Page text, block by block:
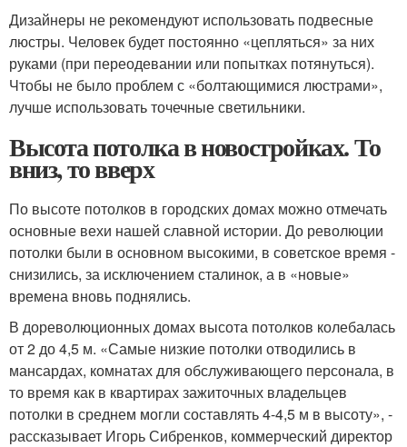
Дизайнеры не рекомендуют использовать подвесные
люстры. Человек будет постоянно «цепляться» за них
руками (при переодевании или попытках потянуться).
Чтобы не было проблем с «болтающимися люстрами»,
лучше использовать точечные светильники.
Высота потолка в новостройках. То
вниз, то вверх
По высоте потолков в городских домах можно отмечать
основные вехи нашей славной истории. До революции
потолки были в основном высокими, в советское время -
снизились, за исключением сталинок, а в «новые»
времена вновь поднялись.
В дореволюционных домах высота потолков колебалась
от 2 до 4,5 м. «Самые низкие потолки отводились в
мансардах, комнатах для обслуживающего персонала, в
то время как в квартирах зажиточных владельцев
потолки в среднем могли составлять 4-4,5 м в высоту», -
рассказывает Игорь Сибренков, коммерческий директор